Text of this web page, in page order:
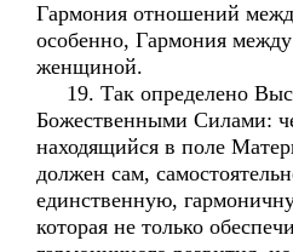
Гармония отношений
особенно, Гармония
женщиной.
19. Так определено
Божественными Силами:
находящийся в поле
должен сам,
единственную,
которая не только